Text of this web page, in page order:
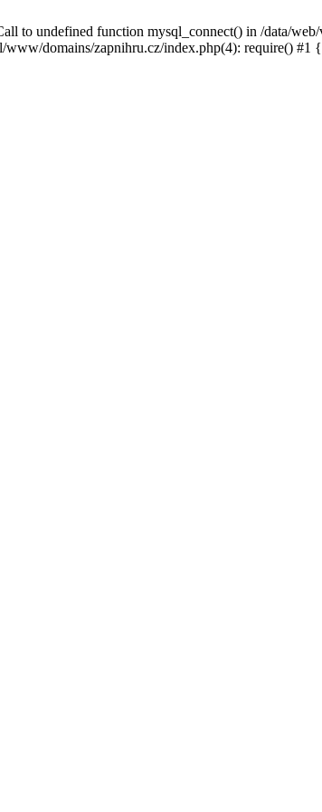
to undefined function mysql_connect() in /data/
www/domains/zapnihru.cz/index.php(4): require() #1